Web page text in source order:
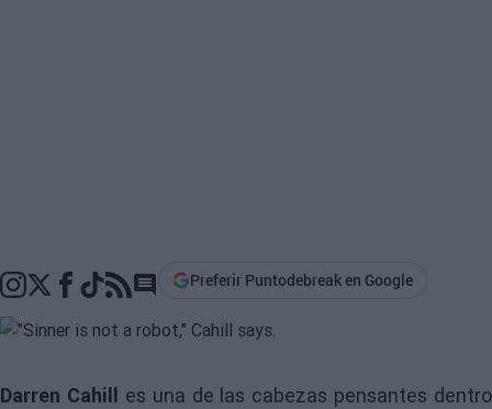
Go to comments section
Preferir Puntodebreak en Google
Darren Cahill es una de las cabezas pensantes dentro